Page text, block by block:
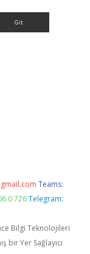
Teams:
0 726 Telegram:
Bilgi Teknolojileri
bir Yer Sağlayıcı